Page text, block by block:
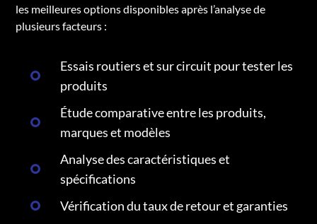
les meilleures options disponibles après l’analyse de
plusieurs facteurs :
Essais routiers et sur circuit pour tester les
produits
Étude comparative entre les produits,
marques et modèles
Analyse des caractéristiques et
spécifications
Vérification du taux de retour et garanties